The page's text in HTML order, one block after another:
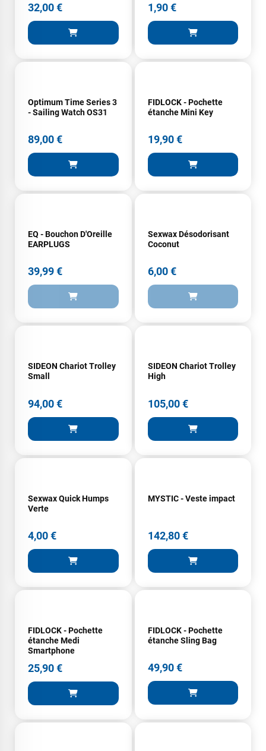
32,00 € 1,90 €
Optimum Time Series 3
- Sailing Watch OS31
89,00 €
FIDLOCK - Pochette
étanche Mini Key
19,90 €
EQ - Bouchon D'Oreille
EARPLUGS
39,99 €
Sexwax Désodorisant
Coconut
6,00 €
SIDEON Chariot Trolley
Small
94,00 €
SIDEON Chariot Trolley
High
105,00 €
Sexwax Quick Humps
Verte
4,00 €
MYSTIC - Veste impact
142,80 €
FIDLOCK - Pochette
étanche Medi
Smartphone
25,90 €
FIDLOCK - Pochette
étanche Sling Bag
49,90 €